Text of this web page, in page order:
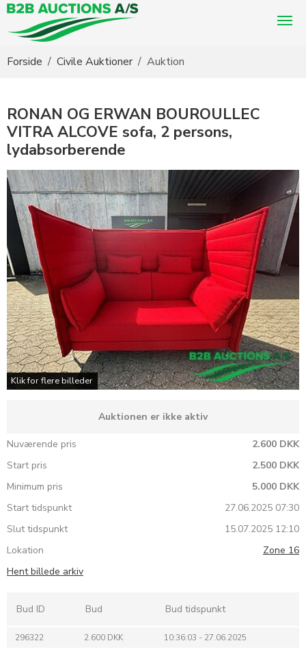
Forside Civile Auktioner Auktion
RONAN OG ERWAN BOUROULLEC
VITRA ALCOVE sofa, 2 persons,
lydabsorberende
Klik for flere billeder
Auktionen er ikke aktiv
Nuværende pris
2.600 DKK
Start pris
2.500 DKK
Minimum pris
5.000 DKK
Start tidspunkt
27.06.2025 07:30
Slut tidspunkt
15.07.2025 12:10
Lokation
Zone 16
Hent billede arkiv
Bud ID Bud Bud tidspunkt
296322 2.600 DKK 10:36:03 - 27.06.2025